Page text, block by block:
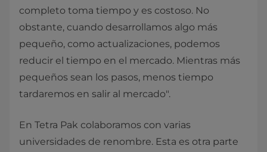
completo toma tiempo y es costoso. No
obstante, cuando desarrollamos algo más
pequeño, como actualizaciones, podemos
reducir el tiempo en el mercado. Mientras más
pequeños sean los pasos, menos tiempo
tardaremos en salir al mercado".
En Tetra Pak colaboramos con varias
universidades de renombre. Esta es otra parte